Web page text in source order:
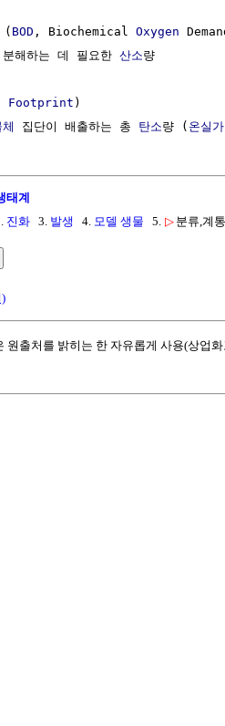
( BOD , Biochemical Oxygen
해하는 데 필요한 산소량
Footprint )
집단이 배출하는 총 탄소량 ( 온실
태계
진화 3. 발생 4. 모델 생물 5. ▷ 분류,계통
원출처를 밝히는 한 자유롭게 사용(상업